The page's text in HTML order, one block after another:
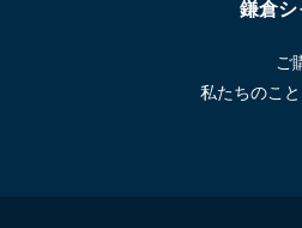
鎌倉シ
ご
私たちのこ